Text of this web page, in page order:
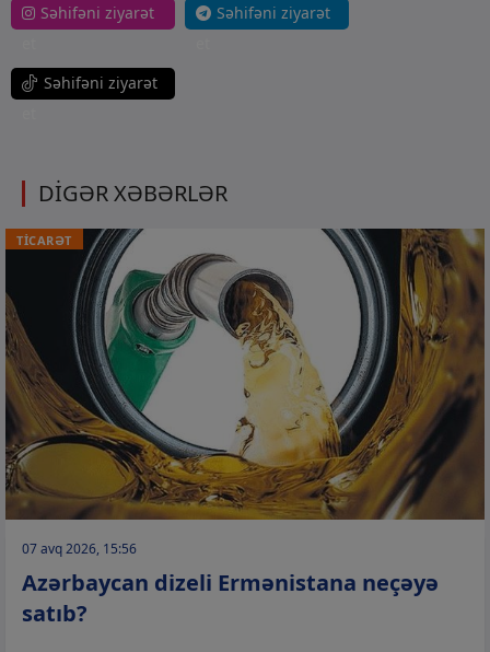
Səhifəni ziyarət
Səhifəni ziyarət
Səhifəni ziyarət
DİGƏR XƏBƏRLƏR
TİCARƏT
07 avq 2026, 15:56
Azərbaycan dizeli Ermənistana neçəyə
satıb?